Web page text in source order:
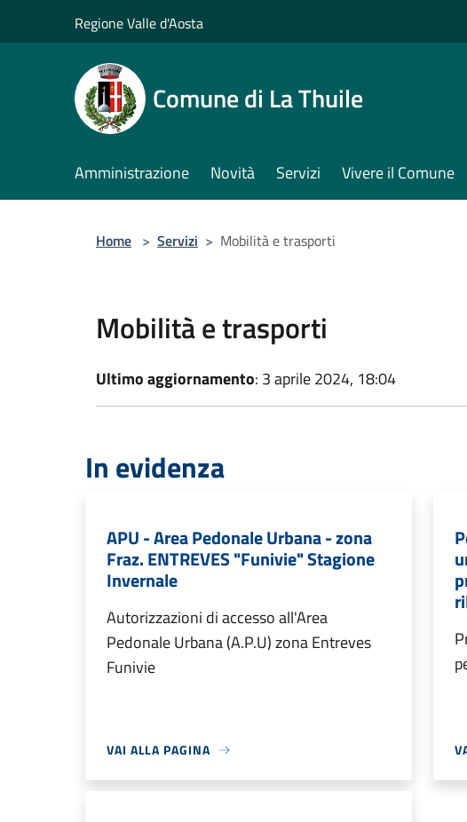
Regione Valle d'Aosta
Comune di La Thuile
Amministrazione Novità Servizi Vivere il Comune
Home > Servizi > Mobilità e trasporti
Mobilità e trasporti
Ultimo aggiornamento: 3 aprile 2024, 18:04
In evidenza
APU - Area Pedonale Urbana - zona
Fraz. ENTREVES "Funivie" Stagione
Invernale
Autorizzazioni di accesso all'Area
Pedonale Urbana (A.P.U) zona Entreves
Funivie
VAI ALLA PAGINA